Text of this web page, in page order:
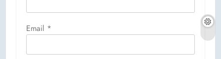
Email *